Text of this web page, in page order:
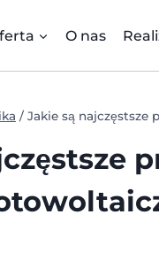
O nas
/ Jakie są najczęstsze